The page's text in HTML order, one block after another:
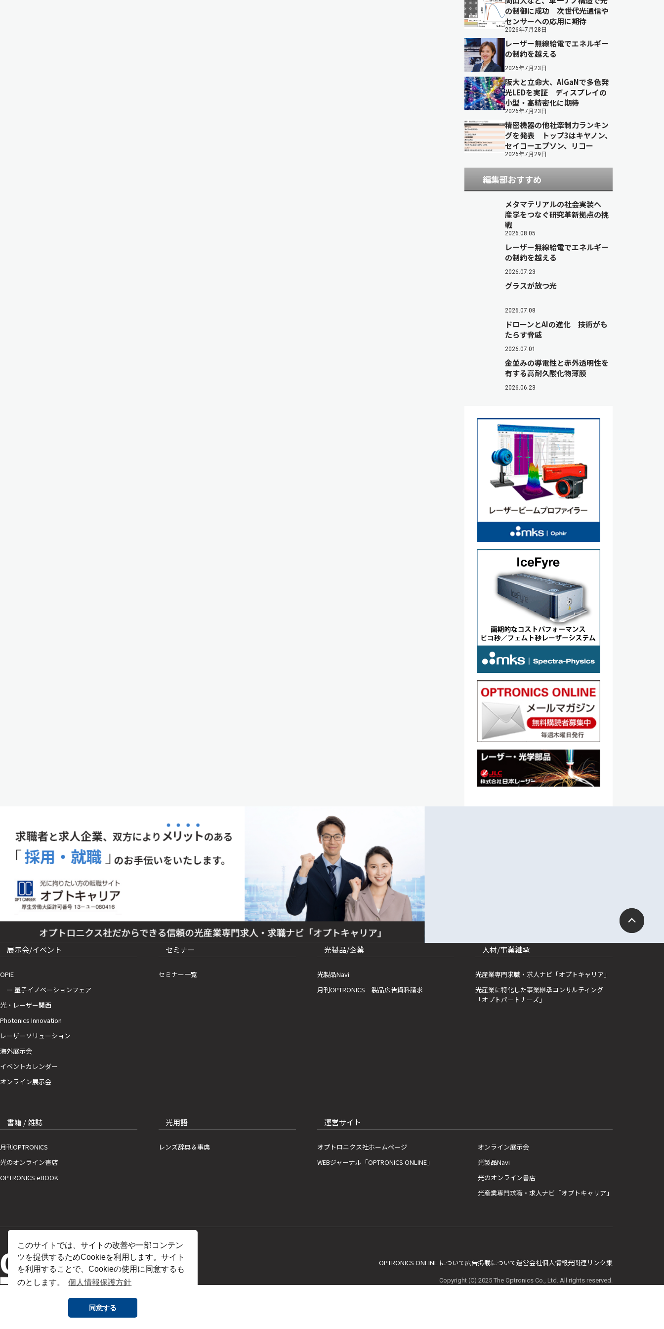
このサイトでは、サイトの改善や一部コンテン
ツを提供するためCookieを利用します。サイト
を利用することで、Cookieの使用に同意するも
のとします。
個人情報保護方針
同意する
の制御に成功 次世代光通信や
センサーへの応用に期待
2026年7月28日
レーザー無線給電でエネルギー
の制約を越える
2026年7月23日
阪大と立命大、AlGaNで多色発
光LEDを実証 ディスプレイの
小型・高精密化に期待
2026年7月23日
精密機器の他社牽制力ランキン
グを発表 トップ3はキヤノン、
セイコーエプソン、リコー
2026年7月29日
編集部おすすめ
メタマテリアルの社会実装へ
産学をつなぐ研究革新拠点の挑
戦
2026.08.05
レーザー無線給電でエネルギー
の制約を越える
2026.07.23
グラスが放つ光
2026.07.08
ドローンとAIの進化 技術がも
たらす脅威
2026.07.01
金並みの導電性と赤外透明性を
有する高耐久酸化物薄膜
2026.06.23
展示会/イベント
OPIE
ー 量子イノベーションフェア
光・レーザー関西
Photonics Innovation
レーザーソリューション
海外展示会
イベントカレンダー
オンライン展示会
セミナー
セミナー一覧
光製品/企業
光製品Navi
月刊OPTRONICS 製品広告資料請求
人材/事業継承
光産業専門求職・求人ナビ「オプトキャリア」
光産業に特化した事業継承コンサルティング
「オプトパートナーズ」
書籍 / 雑誌
月刊OPTRONICS
光のオンライン書店
OPTRONICS eBOOK
光用語
レンズ辞典＆事典
運営サイト
オプトロニクス社ホームページ
WEBジャーナル「OPTRONICS ONLINE」
オンライン展示会
光製品Navi
光のオンライン書店
光産業専門求職・求人ナビ「オプトキャリア」
OPTRONICS ONLINE について広告掲載について運営会社個人情報光関連リンク集
Copyright (C) 2025 The Optronics Co., Ltd. All rights reserved.